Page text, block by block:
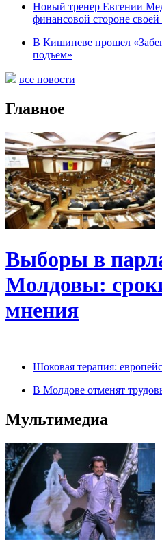
Новый тренер Евгении
финансовой стороне
В Кишиневе прошел
подъем»
все новости
Главное
Выборы в
Молдовы:
мнения
Шоковая терапия:
В Молдове отменят
Мультимедиа